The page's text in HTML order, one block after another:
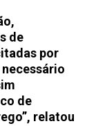
de
por
de
relatou